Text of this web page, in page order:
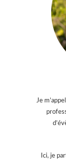
Je
Ici, je